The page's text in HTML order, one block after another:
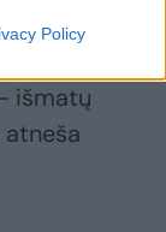
Policy
išmatų